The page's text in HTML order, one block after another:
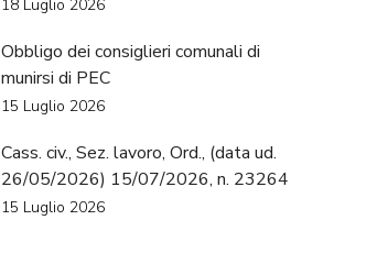
18 Luglio 2026
Obbligo dei consiglieri comunali di
munirsi di PEC
15 Luglio 2026
Cass. civ., Sez. lavoro, Ord., (data ud.
26/05/2026) 15/07/2026, n. 23264
15 Luglio 2026